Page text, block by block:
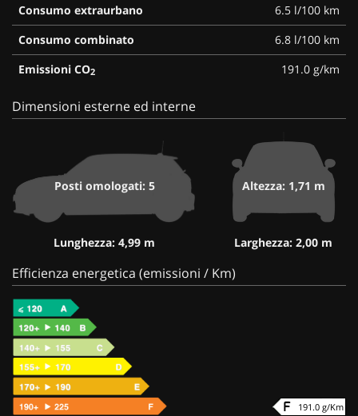
Consumo extraurbano
6.5 l/100 km
Consumo combinato
6.8 l/100 km
Emissioni CO2 191.0 g/km
Dimensioni esterne ed interne
Posti omologati: 5
Lunghezza: 4,99 m
Altezza: 1,71 m
Larghezza: 2,00 m
Efficienza energetica (emissioni / Km)
191.0 g/Km